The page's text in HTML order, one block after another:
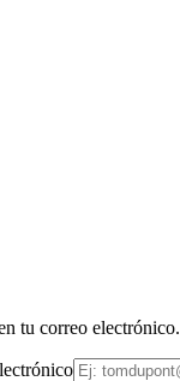
tu correo electrónico.